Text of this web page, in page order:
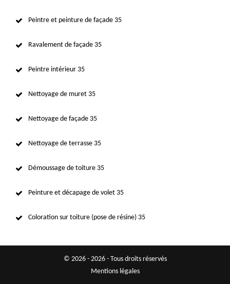
Peintre et peinture de façade 35
Ravalement de façade 35
Peintre intérieur 35
Nettoyage de muret 35
Nettoyage de façade 35
Nettoyage de terrasse 35
Démoussage de toiture 35
Peinture et décapage de volet 35
Coloration sur toiture (pose de résine) 35
© 2026 - 2026 - Tous droits réservés
Mentions légales